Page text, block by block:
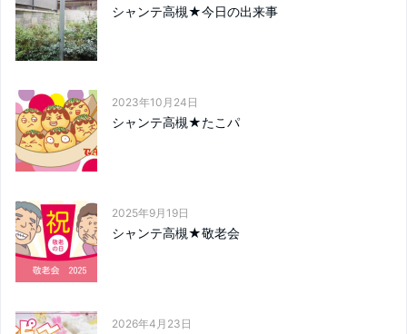
シャンテ高槻★今日の出来事
2023年10月24日
シャンテ高槻★たこパ
2025年9月19日
シャンテ高槻★敬老会
2026年4月23日